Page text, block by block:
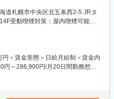
存顧客向けルート営業をお任せし
を支える保守部品の販売・納入管
する提案や契約手続きなどを担当
る新規開拓はなく、長年取引のあ
道札幌市中央区北五条西2-5 JRタ
受動喫煙対策：屋内喫煙可能場
る事業所
＜賃金形態＞日給月給制＜賃金内
円～286,900円/月20日間勤務想定